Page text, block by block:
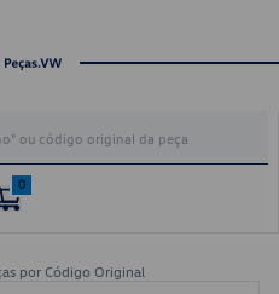
0
por Código Original